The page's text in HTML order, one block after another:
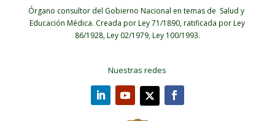
Órgano consultor del Gobierno Nacional en temas de Salud y
Educación Médica. Creada por Ley 71/1890, ratificada por Ley
86/1928, Ley 02/1979, Ley 100/1993.
Nuestras redes